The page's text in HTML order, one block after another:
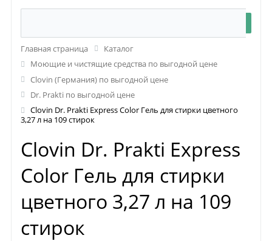
Главная страница
Каталог
Моющие и чистящие средства по выгодной цене
Clovin (Германия) по выгодной цене
Dr. Prakti по выгодной цене
Clovin Dr. Prakti Express Color Гель для стирки цветного
3,27 л на 109 стирок
Clovin Dr. Prakti Express
Color Гель для стирки
цветного 3,27 л на 109
стирок